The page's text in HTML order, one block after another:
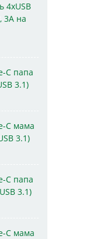
4xUSB
3А на
C папа
3.1)
C мама
3.1)
C папа
3.1)
C мама